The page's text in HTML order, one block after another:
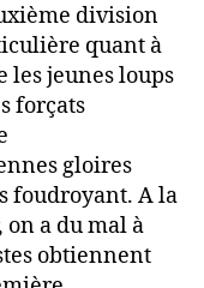
division
quant à
les jeunes loups
forçats
gloires
foudroyant. A la
a du mal à
obtiennent